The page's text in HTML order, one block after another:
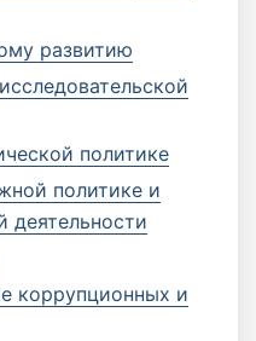
развитию
политике
политике и
деятельности
коррупционных и